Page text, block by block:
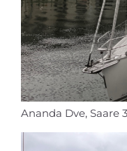
Ananda Dve, Saare